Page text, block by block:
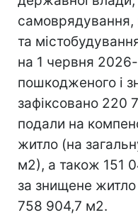
самоврядування,
та
на 1 червня 2026-
пошкодженого і
зафіксовано 220
подали на
житло (на
м2), а також 151
за знищене
758 904,7 м2.